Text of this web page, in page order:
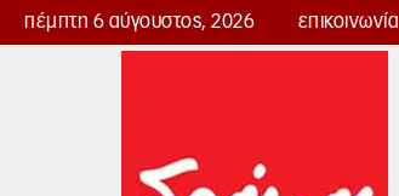
πέμπτη 6 αύγουστος, 2026 επικοινωνία
Δρόμος